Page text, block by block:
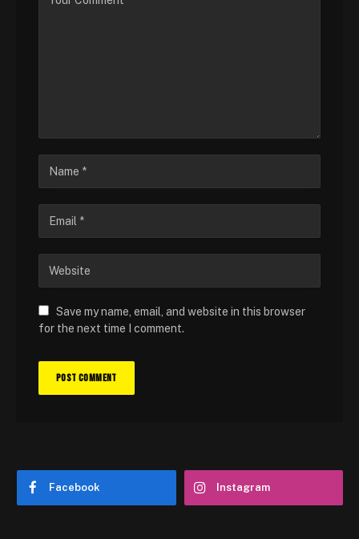
Save my name, email, and website in this browser
for the next time I comment.
Facebook Instagram